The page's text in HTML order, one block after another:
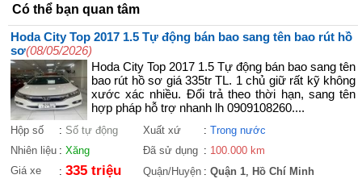
Có thể bạn quan tâm
Hoda City Top 2017 1.5 Tự động bán bao sang tên bao rút hồ
sơ(08/05/2026)
Hoda City Top 2017 1.5 Tự động bán bao sang tên
bao rút hồ sơ giá 335tr TL. 1 chủ giữ rất kỹ không
xước xác nhiều. Đổi trả theo thời hạn, sang tên
hợp pháp hỗ trợ nhanh lh 0909108260....
Hộp số : Số tự động Xuất xứ : Trong nước
Nhiên liệu : Xăng Đã sử dụng : 100.000 km
Giá xe
: 335 triệu Quận/Huyện : Quận 1, Hồ Chí Minh